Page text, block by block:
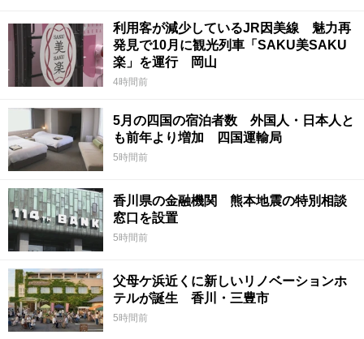
利用客が減少しているJR因美線 魅力再
発見で10月に観光列車「SAKU美SAKU
楽」を運行 岡山
4時間前
5月の四国の宿泊者数 外国人・日本人と
も前年より増加 四国運輸局
5時間前
香川県の金融機関 熊本地震の特別相談
窓口を設置
5時間前
父母ケ浜近くに新しいリノベーションホ
テルが誕生 香川・三豊市
5時間前